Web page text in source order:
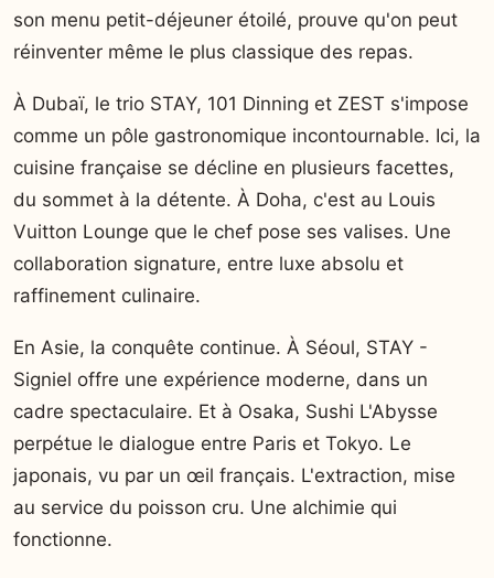
son menu petit-déjeuner étoilé, prouve qu'on peut
réinventer même le plus classique des repas.
À Dubaï, le trio STAY, 101 Dinning et ZEST s'impose
comme un pôle gastronomique incontournable. Ici, la
cuisine française se décline en plusieurs facettes,
du sommet à la détente. À Doha, c'est au Louis
Vuitton Lounge que le chef pose ses valises. Une
collaboration signature, entre luxe absolu et
raffinement culinaire.
En Asie, la conquête continue. À Séoul, STAY -
Signiel offre une expérience moderne, dans un
cadre spectaculaire. Et à Osaka, Sushi L'Abysse
perpétue le dialogue entre Paris et Tokyo. Le
japonais, vu par un œil français. L'extraction, mise
au service du poisson cru. Une alchimie qui
fonctionne.